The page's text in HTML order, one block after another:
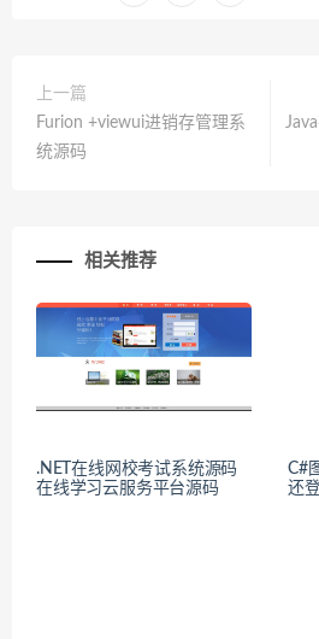
上一篇
Furion +viewui进销存管理系
统源码
相关推荐
.NET在线网校考试系统源码
在线学习云服务平台源码
C#
还